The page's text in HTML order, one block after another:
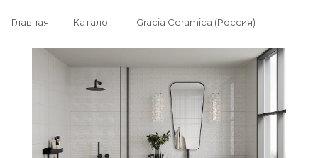
Главная — Каталог — Gracia Ceramica (Россия)